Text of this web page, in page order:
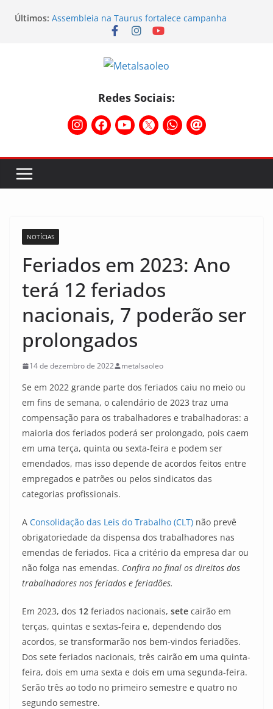
Últimos: 2026/2027
Assembleia na Taurus fortalece campanha
Nota de repúdio
mobilização dos metalúrgicos
Temporal destelha Ginásio Bigornão
Redes Sociais:
NOTÍCIAS
Feriados em 2023: Ano
terá 12 feriados
nacionais, 7 poderão ser
prolongados
14 de dezembro de 2022 metalsaoleo
Se em 2022 grande parte dos feriados caiu no meio ou
em fins de semana, o calendário de 2023 traz uma
compensação para os trabalhadores e trabalhadoras: a
maioria dos feriados poderá ser prolongado, pois caem
em uma terça, quinta ou sexta-feira e podem ser
emendados, mas isso depende de acordos feitos entre
empregados e patrões ou pelos sindicatos das
categorias profissionais.
A Consolidação das Leis do Trabalho (CLT) não prevê
obrigatoriedade da dispensa dos trabalhadores nas
emendas de feriados. Fica a critério da empresa dar ou
não folga nas emendas. Confira no final os direitos dos
trabalhadores nos feriados e feriadões.
Em 2023, dos 12 feriados nacionais, sete cairão em
terças, quintas e sextas-feira e, dependendo dos
acordos, se transformarão nos bem-vindos feriadões.
Dos sete feriados nacionais, três cairão em uma quinta-
feira, dois em uma sexta e dois em uma segunda-feira.
Serão três ao todo no primeiro semestre e quatro no
segundo semestre.